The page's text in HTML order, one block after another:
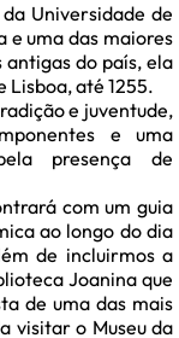
Universidade de
e uma das maiores
antigas do país, ela
Lisboa, até 1255.
e juventude,
e uma
presença de
com um guia
ao longo do dia
de incluirmos a
Joanina que
de uma das mais
visitar o Museu da